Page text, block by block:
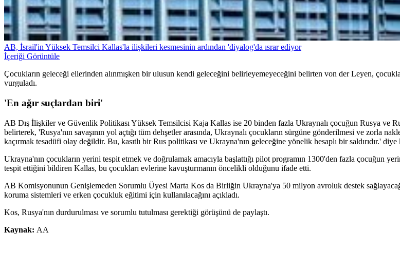
AB, İsrail'in Yüksek Temsilci Kallas'la ilişkileri kesmesinin ardından 'diyalog'da ısrar ediyor
İçeriği Görüntüle
Çocukların geleceği ellerinden alınmışken bir ulusun kendi geleceğini belirleyemeyeceğini belirten von der Leyen,
vurguladı.
'En ağır suçlardan biri'
AB Dış İlişkiler ve Güvenlik Politikası Yüksek Temsilcisi Kaja Kallas ise 20 binden fazla Ukraynalı çocuğun Rusya ve
belirterek, 'Rusya'nın savaşının yol açtığı tüm dehşetler arasında, Ukraynalı çocukların sürgüne gönderilmesi ve zorla
kaçırmak tesadüfi olay değildir. Bu, kasıtlı bir Rus politikası ve Ukrayna'nın geleceğine yönelik hesaplı bir saldırıdır.' diye
Ukrayna'nın çocukların yerini tespit etmek ve doğrulamak amacıyla başlattığı pilot programın 1300'den fazla çocuğun
tespit ettiğini bildiren Kallas, bu çocukları evlerine kavuşturmanın öncelikli olduğunu ifade etti.
AB Komisyonunun Genişlemeden Sorumlu Üyesi Marta Kos da Birliğin Ukrayna'ya 50 milyon avroluk destek
koruma sistemleri ve erken çocukluk eğitimi için kullanılacağını açıkladı.
Kos, Rusya'nın durdurulması ve sorumlu tutulması gerektiği görüşünü de paylaştı.
Kaynak: AA